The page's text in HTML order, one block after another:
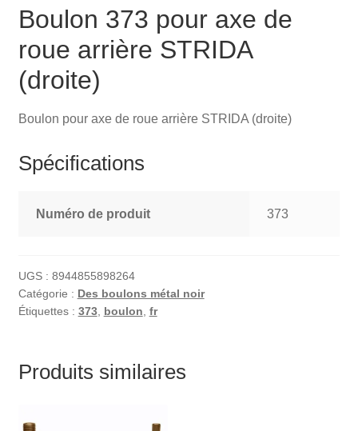
Boulon 373 pour axe de
roue arrière STRIDA
(droite)
Boulon pour axe de roue arrière STRIDA (droite)
Spécifications
Numéro de produit 373
UGS : 8944855898264
Catégorie : Des boulons métal noir
Étiquettes : 373, boulon fr
Produits similaires